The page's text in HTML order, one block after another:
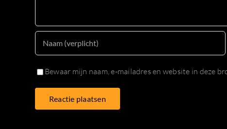
Bewaar mijn naam, e-mailadres en website in deze